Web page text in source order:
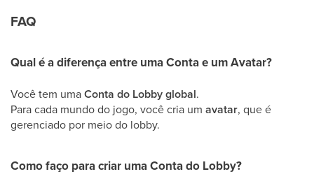
FAQ
Qual é a diferença entre uma Conta e um Avatar?
Você tem umaConta do Lobby global.
Para cada mundo do jogo, você cria um avatar, que é
gerenciado por meio do lobby.
Como faço para criar uma Conta do Lobby?